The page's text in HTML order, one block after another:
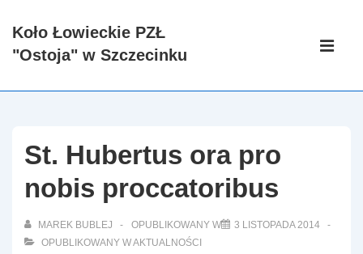
SkipKoło Łowieckie PZŁ
"Ostoja" w Szczecinku
Główna
St. Hubertus ora pro
nobis proccatoribus
MAREK BUBLEJ OPUBLIKOWANY W
3 LISTOPADA 2014
OPUBLIKOWANY WAKTUALNOŚCI